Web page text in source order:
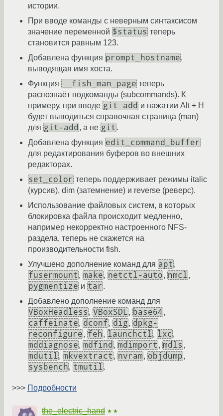
истории.
При вводе команды с неверным синтаксисом
значение переменной $status теперь
становится равным 123.
Добавлена функция prompt_hostname,
выводящая имя хоста.
Функция
__fish_man_page теперь
распознаёт подкоманды (subcommands). К
примеру, при вводе git add и нажатии Alt + H
будет выводиться справочная страница (man)
для git-add , а не git .
Добавлена функция edit_command_buffer
для редактирования буферов во внешних
редакторах.
set_color теперь поддерживает режимы italic
(курсив), dim (затемнение) и reverse (реверс).
Использование файловых систем, в которых
блокировка файла происходит медленно,
например некорректно настроенного NFS-
раздела, теперь не скажется на
производительности fish.
Улучшено дополнение команд для apt ,
fusermount , make, netctl-auto, nmcl,
pygmentize и tar .
Добавлено дополнение команд для
VBoxHeadless , VBoxSDL, base64,
caffeinate, dconf, dig, dpkg-
reconfigure, feh, launchctl, lxc ,
mddiagnose, mdfind , mdimport , mdls ,
mdutil, mkvextract , nvram, objdump,
sysbench, tmutil.
>>> Подробности
the_electric_hand ★★